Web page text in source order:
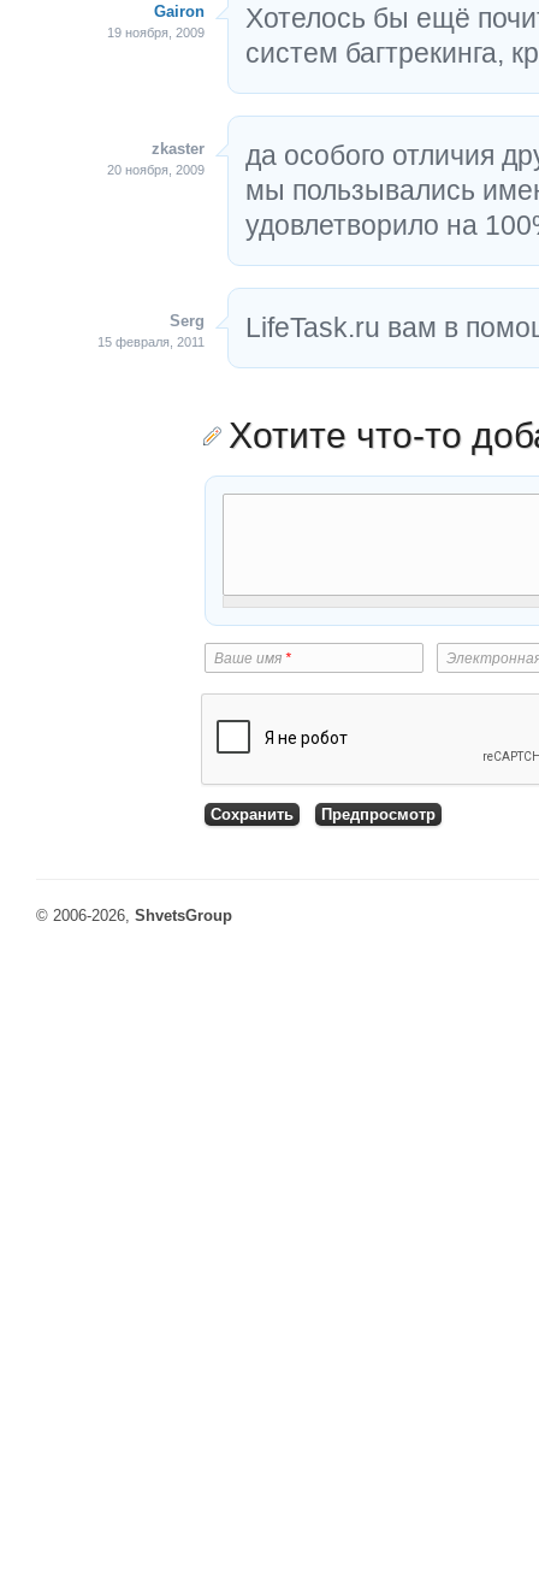
Gairon
19 ноября, 2009
Хотелось бы ещё
систем багтрекинга,
zkaster
20 ноября, 2009
да особого отличия
мы пользывались
удовлетворило на
Serg
15 февраля, 2011 LifeTask.ru вам в
Хотите что-то
Ваше имя *
© 2006-2026, ShvetsGroup